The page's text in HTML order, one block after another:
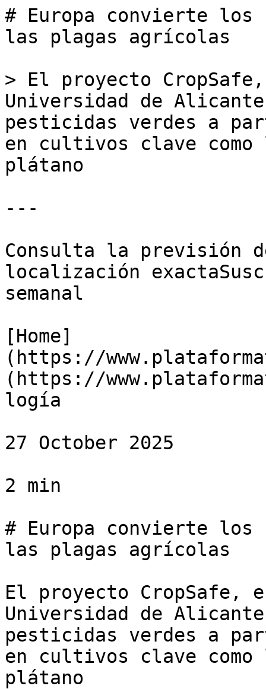
# Europa convierte los
las plagas agrícolas
> El proyecto
Universidad de
pesticidas verdes a
en cultivos clave
plátano
---
Consulta la previsión
localización
semanal
[Home]
(https://
(https://
logía
27 October 2025
2 min
# Europa convierte los
las plagas agrícolas
El proyecto
Universidad de
pesticidas verdes a
en cultivos clave
plátano